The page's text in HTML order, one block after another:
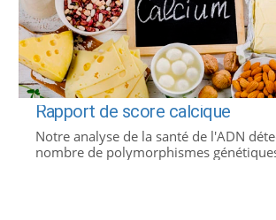
Rapport de score calcique
Notre analyse de la santé de l'ADN
nombre de polymorphismes